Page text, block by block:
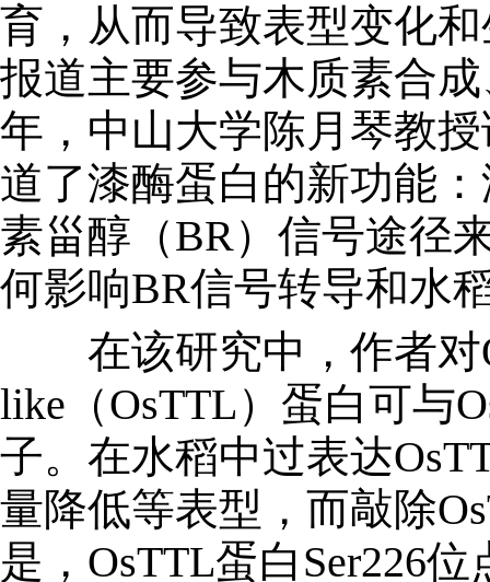
育，从而导致表型变化
报道主要参与木质素合
年，中山大学陈月琴教
道了漆酶蛋白的新功能
素甾醇（BR）信号途径
何影响BR信号转导和水
在该研究中，作者对
like（OsTTL）蛋白可与
子。在水稻中过表达
量降低等表型，而敲除
是，OsTTL蛋白Ser226